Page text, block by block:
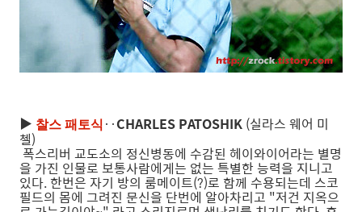
▶ 찰스 패토식 ‥CHARLES PATOSHIK (실라스 웨어 미
첼)
폭스리버 교도소의 정신병동에 수감된 헤이와이어라는 별명
을 가진 인물로 보통사람에게는 없는 특별한 능력을 지니고
있다. 한번은 자기 방의 룸메이트(?)로 함께 수용되는데 스코
필드의 몸에 그려진 문신을 단번에 알아차리고 "저건 지옥으